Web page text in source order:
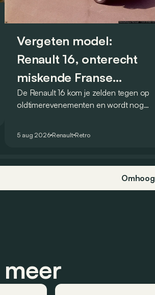
Vergeten model:
Renault 16, onterecht
miskende Franse
revolutionair
De Renault 16 kom je zelden tegen op
oldtimerevenementen en wordt nog
hoofd gezien, maar toch was de 16 in
5 aug 2026 Renault Retro
Omhoog